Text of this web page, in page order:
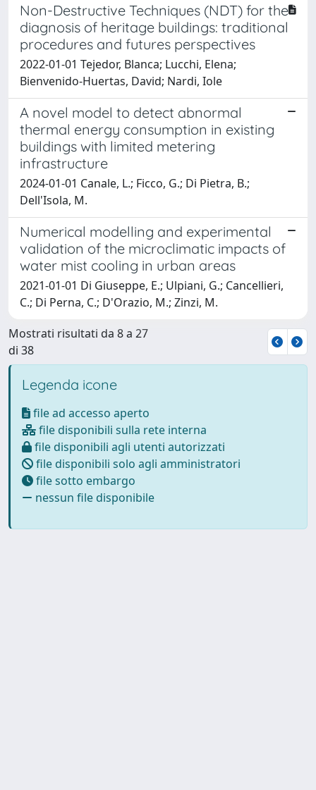
Non-Destructive Techniques (NDT) for the
diagnosis of heritage buildings: traditional
procedures and futures perspectives
2022-01-01 Tejedor, Blanca; Lucchi, Elena;
Bienvenido-Huertas, David; Nardi, Iole
A novel model to detect abnormal
thermal energy consumption in existing
buildings with limited metering
infrastructure
2024-01-01 Canale, L.; Ficco, G.; Di Pietra, B.;
Dell'Isola, M.
Numerical modelling and experimental
validation of the microclimatic impacts of
water mist cooling in urban areas
2021-01-01 Di Giuseppe, E.; Ulpiani, G.; Cancellieri,
C.; Di Perna, C.; D'Orazio, M.; Zinzi, M.
Mostrati risultati da 8 a 27
di 38
Legenda icone
file ad accesso aperto
file disponibili sulla rete interna
file disponibili agli utenti autorizzati
file disponibili solo agli amministratori
file sotto embargo
nessun file disponibile